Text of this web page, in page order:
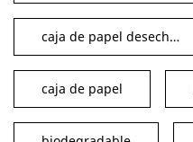
caja de papel desechable para alimentos
caja de papel